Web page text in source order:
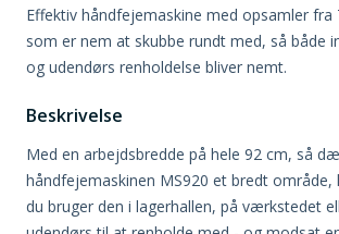
Effektiv håndfejemaskine med opsamler fra
som er nem at skubbe rundt med, så både
og udendørs renholdelse bliver nemt.
Beskrivelse
Med en arbejdsbredde på hele 92 cm, så
håndfejemaskinen MS920 et bredt område,
du bruger den i lagerhallen, på værkstedet